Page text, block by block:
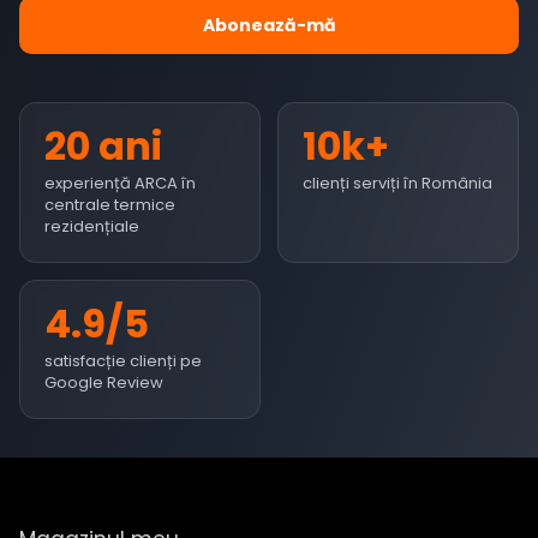
Abonează-mă
20 ani
experiență ARCA în
centrale termice
rezidențiale
10k+
clienți serviți în România
4.9/5
satisfacție clienți pe
Google Review